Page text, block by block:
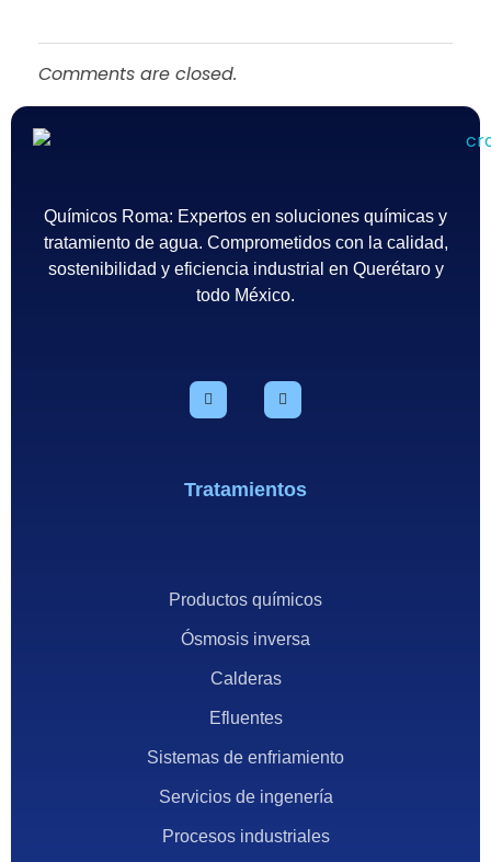
Comments are closed.
Químicos Roma: Expertos en soluciones químicas y
tratamiento de agua. Comprometidos con la calidad,
sostenibilidad y eficiencia industrial en Querétaro y
todo México.
Tratamientos
Productos químicos
Ósmosis inversa
Calderas
Efluentes
Sistemas de enfriamiento
Servicios de ingenería
Procesos industriales